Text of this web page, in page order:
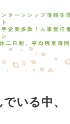
いる中、